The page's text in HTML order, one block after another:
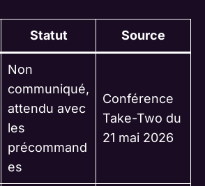
Statut Source
Non
communiqué,
attendu avec
les
précommand
es
Conférence
Take-Two du
21 mai 2026